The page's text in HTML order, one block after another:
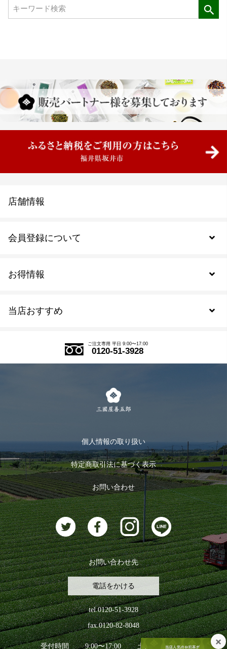
当店おすすめ
式部の香りシリーズ
お茶のギフト
おすすめのお茶
お茶に合うスイーツ
お得情報
会員登録について
会員規約について
ログイン
ログアウト
店舗情報
ご注文専用 平日 9:00〜17:00
0120-51-3928
個人情報の取り扱い
特定商取引法に基づく表示
お問い合わせ
お問い合わせ先
電話をかける
tel.0120-51-3928
fax.0120-82-8048
受付時間 9:00〜17:00 土日祝日を除く